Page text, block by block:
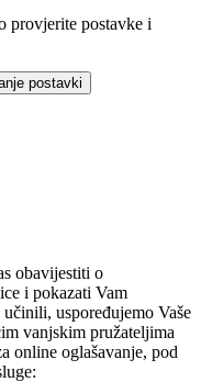
provjerite postavke i
postavki
obavijestiti o
i pokazati Vam
uspoređujemo Vaše
vanjskim pružateljima
online oglašavanje, pod